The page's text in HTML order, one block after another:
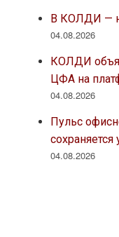
В КОЛДИ —
04.08.2026
КОЛДИ
ЦФА на
04.08.2026
Пульс
сохраняется
04.08.2026